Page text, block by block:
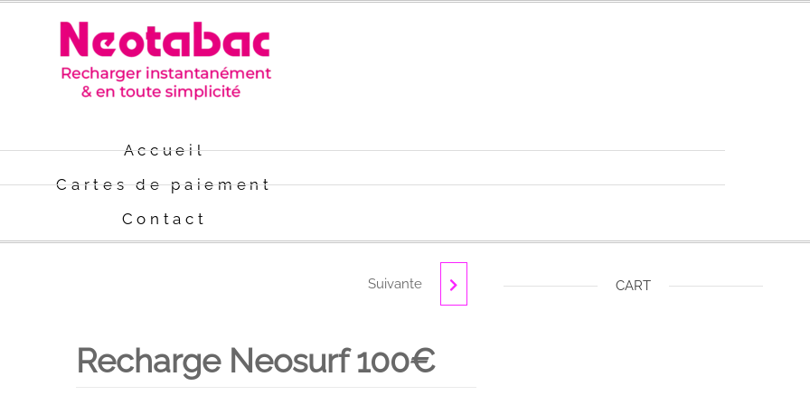
Accueil
Cartes de paiement
Contact
PAYSAFECARD 10€
Suivante
Recharge Neosurf 100€
CART